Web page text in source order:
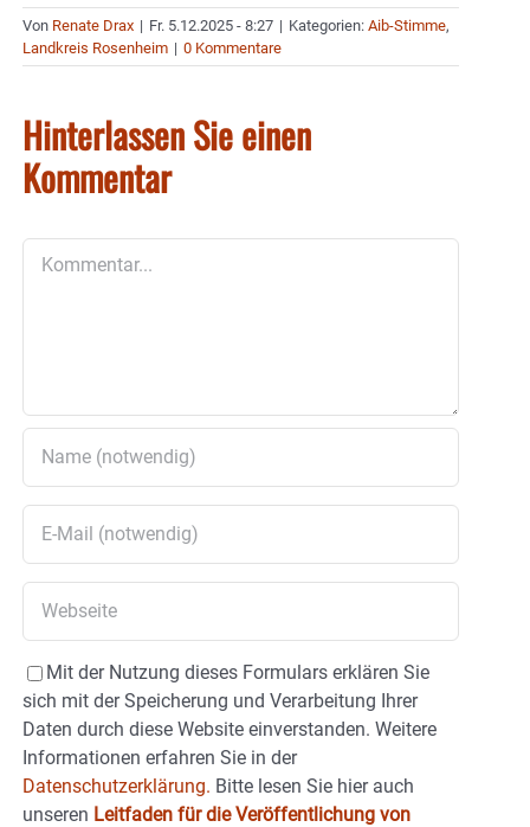
Von Renate Drax | Fr. 5.12.2025 - 8:27 | Kategorien: Aib-Stimme,
Landkreis Rosenheim | 0 Kommentare
Hinterlassen Sie einen
Kommentar
Mit der Nutzung dieses Formulars erklären Sie
sich mit der Speicherung und Verarbeitung Ihrer
Daten durch diese Website einverstanden. Weitere
Informationen erfahren Sie in der
Datenschutzerklärung. Bitte lesen Sie hier auch
unseren Leitfaden für die Veröffentlichung von